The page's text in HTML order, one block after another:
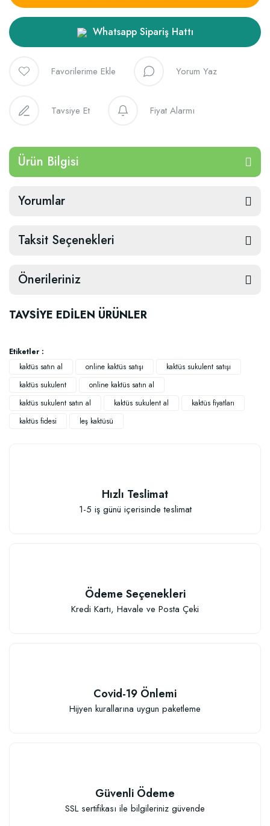
Whatsapp Sipariş Hattı
Yorum Yaz
Tavsiye Et Fiyat Alarmı
Ürün Bilgisi
Yorumlar
Taksit Seçenekleri
Önerileriniz
TAVSİYE EDİLEN ÜRÜNLER
Özel Karışım Kaktüs Sukkulent Toprağı (2 litre)
Sepete Ekle
TÜKENDI
Granül Kaktüs Sukulent Gübresi (0,5 kg)
Etiketler :
kaktüs satın al
online kaktüs satışı
kaktüs sukulent satışı
kaktüs sukulent
online kaktüs satın al
kaktüs sukulent satın al
kaktüs sukulent al
kaktüs fiyatları
kaktüs fidesi
leş kaktüsü
Hızlı Teslimat
1-5 iş günü içerisinde teslimat
Ödeme Seçenekleri
Kredi Kartı, Havale ve Posta Çeki
Covid-19 Önlemi
Hijyen kurallarına uygun paketleme
Güvenli Ödeme
SSL sertifikası ile bilgileriniz güvende